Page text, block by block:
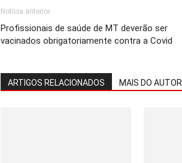
Notícia anterior
Profissionais de saúde de MT deverão ser
vacinados obrigatoriamente contra a Covid
ARTIGOS RELACIONADOS MAIS DO AUTOR